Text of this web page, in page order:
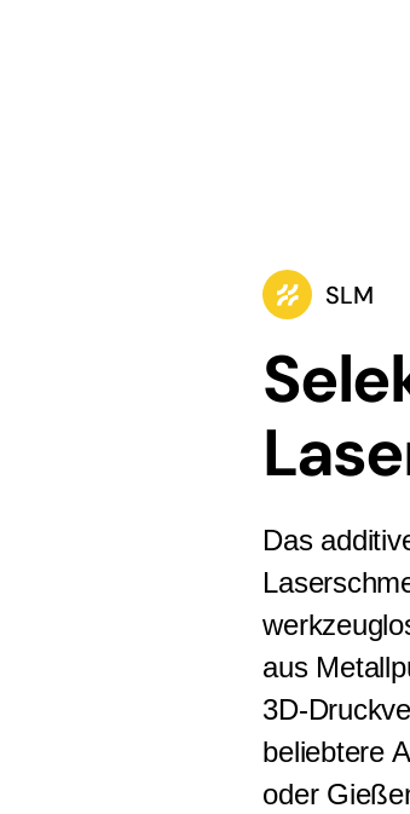
SLM
Das
aus
3D-
beliebtere
oder